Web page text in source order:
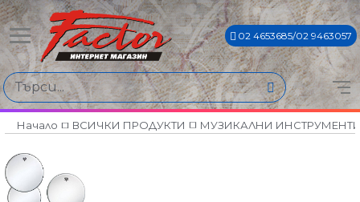
02 4653685/02 9463057
Начало ВСИЧКИ ПРОДУКТИ МУЗИКАЛНИ